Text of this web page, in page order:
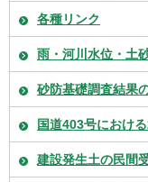
各種リンク
雨・河川水位・土
砂防基礎調査結果
国道403号におけ
建設発生土の民間